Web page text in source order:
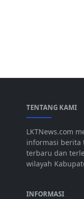
TENTANG KAMI
LKTNews.com
informasi berita
terbaru dan
wilayah
INFORMASI